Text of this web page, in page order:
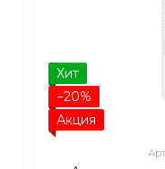
продуктов,
Также чтобы
максимально
для всех.
Хит
−20%
Акция